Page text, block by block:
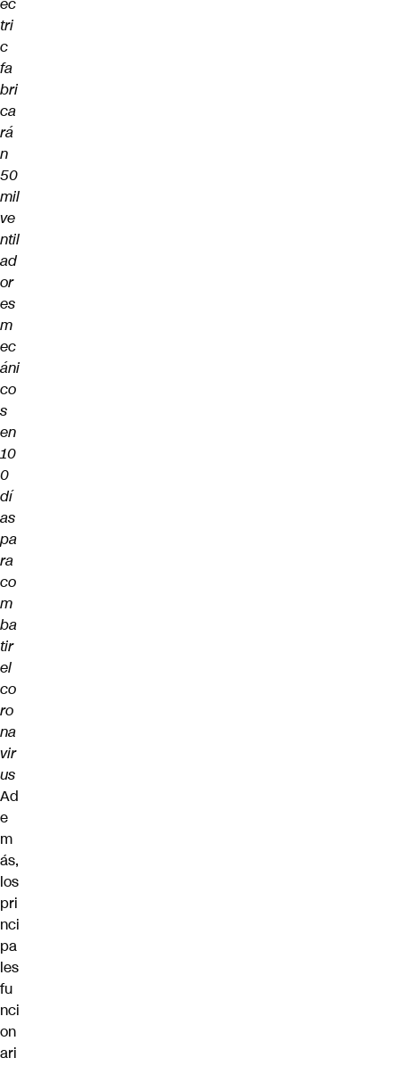
tri
c
fa
bri
ca
rá
n
50
mil
ve
ntil
ad
or
es
m
ec
áni
co
s
en
10
0
dí
as
pa
ra
co
m
ba
tir
el
co
ro
na
vir
us
Ad
e
m
ás,
los
pri
nci
pa
les
fu
nci
on
ari